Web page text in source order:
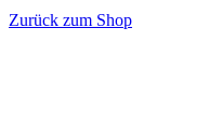
Zurück zum Shop